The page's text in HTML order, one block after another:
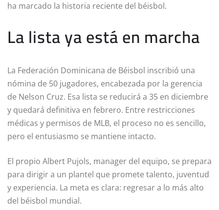
ha marcado la historia reciente del béisbol.
La lista ya está en marcha
La Federación Dominicana de Béisbol inscribió una
nómina de 50 jugadores, encabezada por la gerencia
de Nelson Cruz. Esa lista se reducirá a 35 en diciembre
y quedará definitiva en febrero. Entre restricciones
médicas y permisos de MLB, el proceso no es sencillo,
pero el entusiasmo se mantiene intacto.
El propio Albert Pujols, manager del equipo, se prepara
para dirigir a un plantel que promete talento, juventud
y experiencia. La meta es clara: regresar a lo más alto
del béisbol mundial.